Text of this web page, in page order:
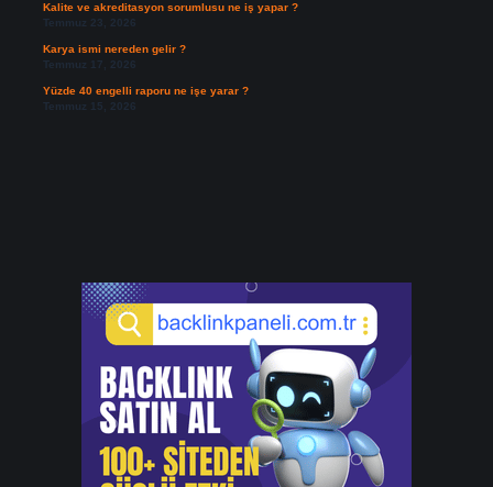
Kalite ve akreditasyon sorumlusu ne iş yapar ?
Temmuz 23, 2026
Karya ismi nereden gelir ?
Temmuz 17, 2026
Yüzde 40 engelli raporu ne işe yarar ?
Temmuz 15, 2026